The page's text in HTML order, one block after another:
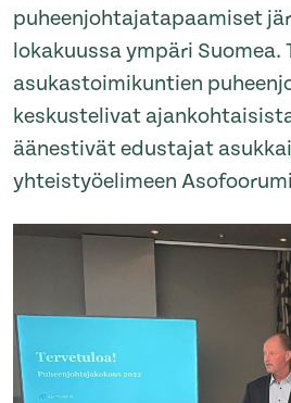
puheenjohtajatapaamiset
lokakuussa ympäri
asukastoimikuntien
keskustelivat
äänestivät edustajat
yhteistyöelimeen